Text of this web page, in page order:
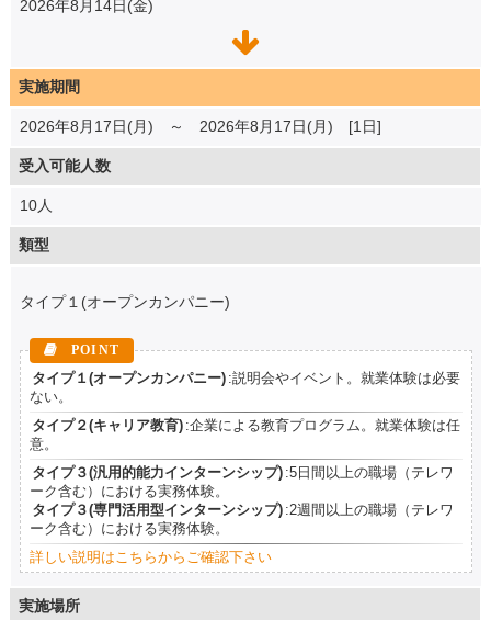
2026年8月14日(金)
実施期間
2026年8月17日(月) ～ 2026年8月17日(月) [1日]
受入可能人数
10人
類型
タイプ１(オープンカンパニー)
タイプ１(オープンカンパニー) :説明会やイベント。就業体験は必要
ない。
タイプ２(キャリア教育) :企業による教育プログラム。就業体験は任
意。
タイプ３(汎用的能力インターンシップ) :5日間以上の職場（テレワ
ーク含む）における実務体験。
タイプ３(専門活用型インターンシップ) :2週間以上の職場（テレワ
ーク含む）における実務体験。
詳しい説明はこちらからご確認下さい
実施場所